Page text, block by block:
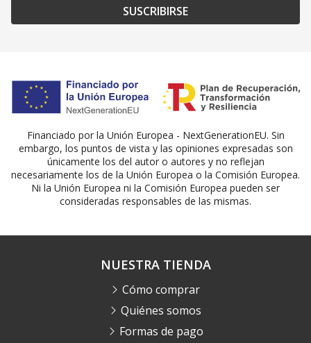
SUSCRIBIRSE
Financiado por la Unión Europea - NextGenerationEU. Sin
embargo, los puntos de vista y las opiniones expresadas son
únicamente los del autor o autores y no reflejan
necesariamente los de la Unión Europea o la Comisión Europea.
Ni la Unión Europea ni la Comisión Europea pueden ser
consideradas responsables de las mismas.
NUESTRA TIENDA
Cómo comprar
Quiénes somos
Formas de pago